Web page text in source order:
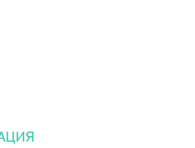
Федерации»